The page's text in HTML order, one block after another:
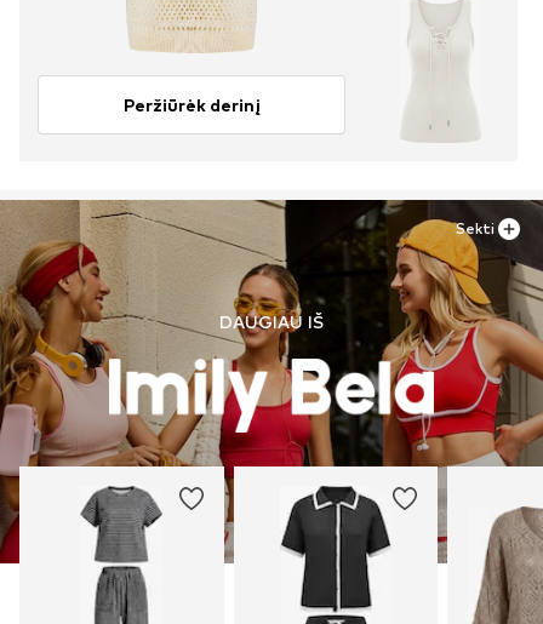
Peržiūrėk derinį
DAUGIAU IŠ
Sekti